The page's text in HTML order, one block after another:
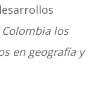
los
en geografía y